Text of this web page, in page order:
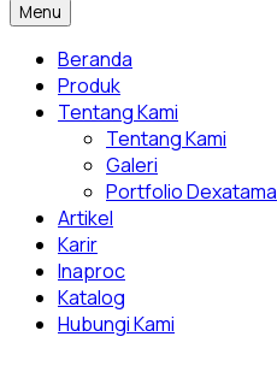
Menu
Beranda
Produk
Tentang Kami
Tentang Kami
Galeri
Portfolio Dexatama
Artikel
Karir
Inaproc
Katalog
Hubungi Kami